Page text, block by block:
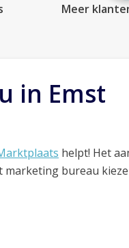
Meer
in Emst
helpt! Het
bureau